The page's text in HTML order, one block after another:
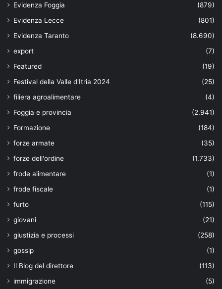
Evidenza Foggia
(879)
Evidenza Lecce
(801)
Evidenza Taranto
(8.690)
export
(7)
Featured
(19)
Festival della Valle d'Itria 2024
(25)
filiera agroalimentare
(4)
Foggia e provincia
(2.941)
Formazione
(184)
forze armate
(35)
forze dell'ordine
(1.733)
frode alimentare
(1)
frode fiscale
(1)
furto
(115)
giovani
(21)
giustizia e processi
(258)
gossip
(1)
Il Blog del direttore
(113)
immigrazione
(5)